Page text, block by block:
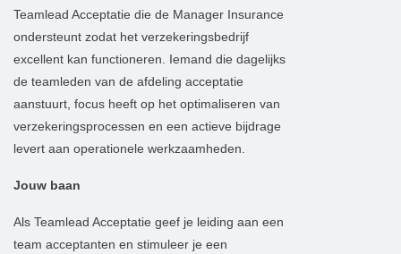
Teamlead Acceptatie die de Manager Insurance
ondersteunt zodat het verzekeringsbedrijf
excellent kan functioneren. Iemand die dagelijks
de teamleden van de afdeling acceptatie
aanstuurt, focus heeft op het optimaliseren van
verzekeringsprocessen en een actieve bijdrage
levert aan operationele werkzaamheden.
Jouw baan
Als Teamlead Acceptatie geef je leiding aan een
team acceptanten en stimuleer je een